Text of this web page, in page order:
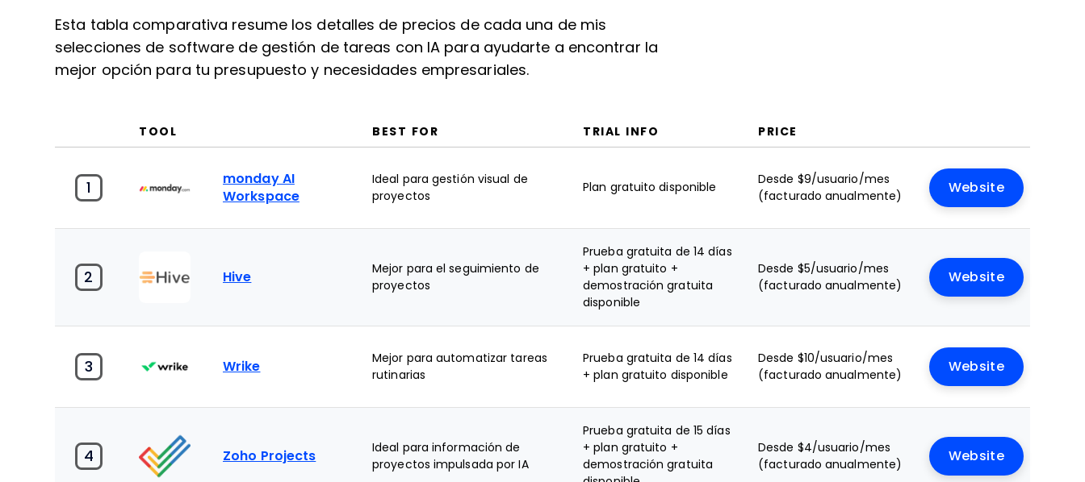
Esta tabla comparativa resume los detalles de precios de cada una de mis
selecciones de software de gestión de tareas con IA para ayudarte a encontrar la
mejor opción para tu presupuesto y necesidades empresariales.
TOOL BEST FOR TRIAL INFO PRICE
1
monday AI
Workspace
Ideal para gestión visual de
proyectos
Plan gratuito disponible
Desde $9/usuario/mes
(facturado anualmente)
Website
2 Hive
Mejor para el seguimiento de
proyectos
Prueba gratuita de 14 días
+ plan gratuito +
demostración gratuita
disponible
Desde $5/usuario/mes
(facturado anualmente)
Website
3 Wrike
Mejor para automatizar tareas
rutinarias
Prueba gratuita de 14 días
+ plan gratuito disponible
Desde $10/usuario/mes
(facturado anualmente)
Website
4 Zoho Projects
Ideal para información de
proyectos impulsada por IA
Prueba gratuita de 15 días
+ plan gratuito +
demostración gratuita
Desde $4/usuario/mes
(facturado anualmente)
Website